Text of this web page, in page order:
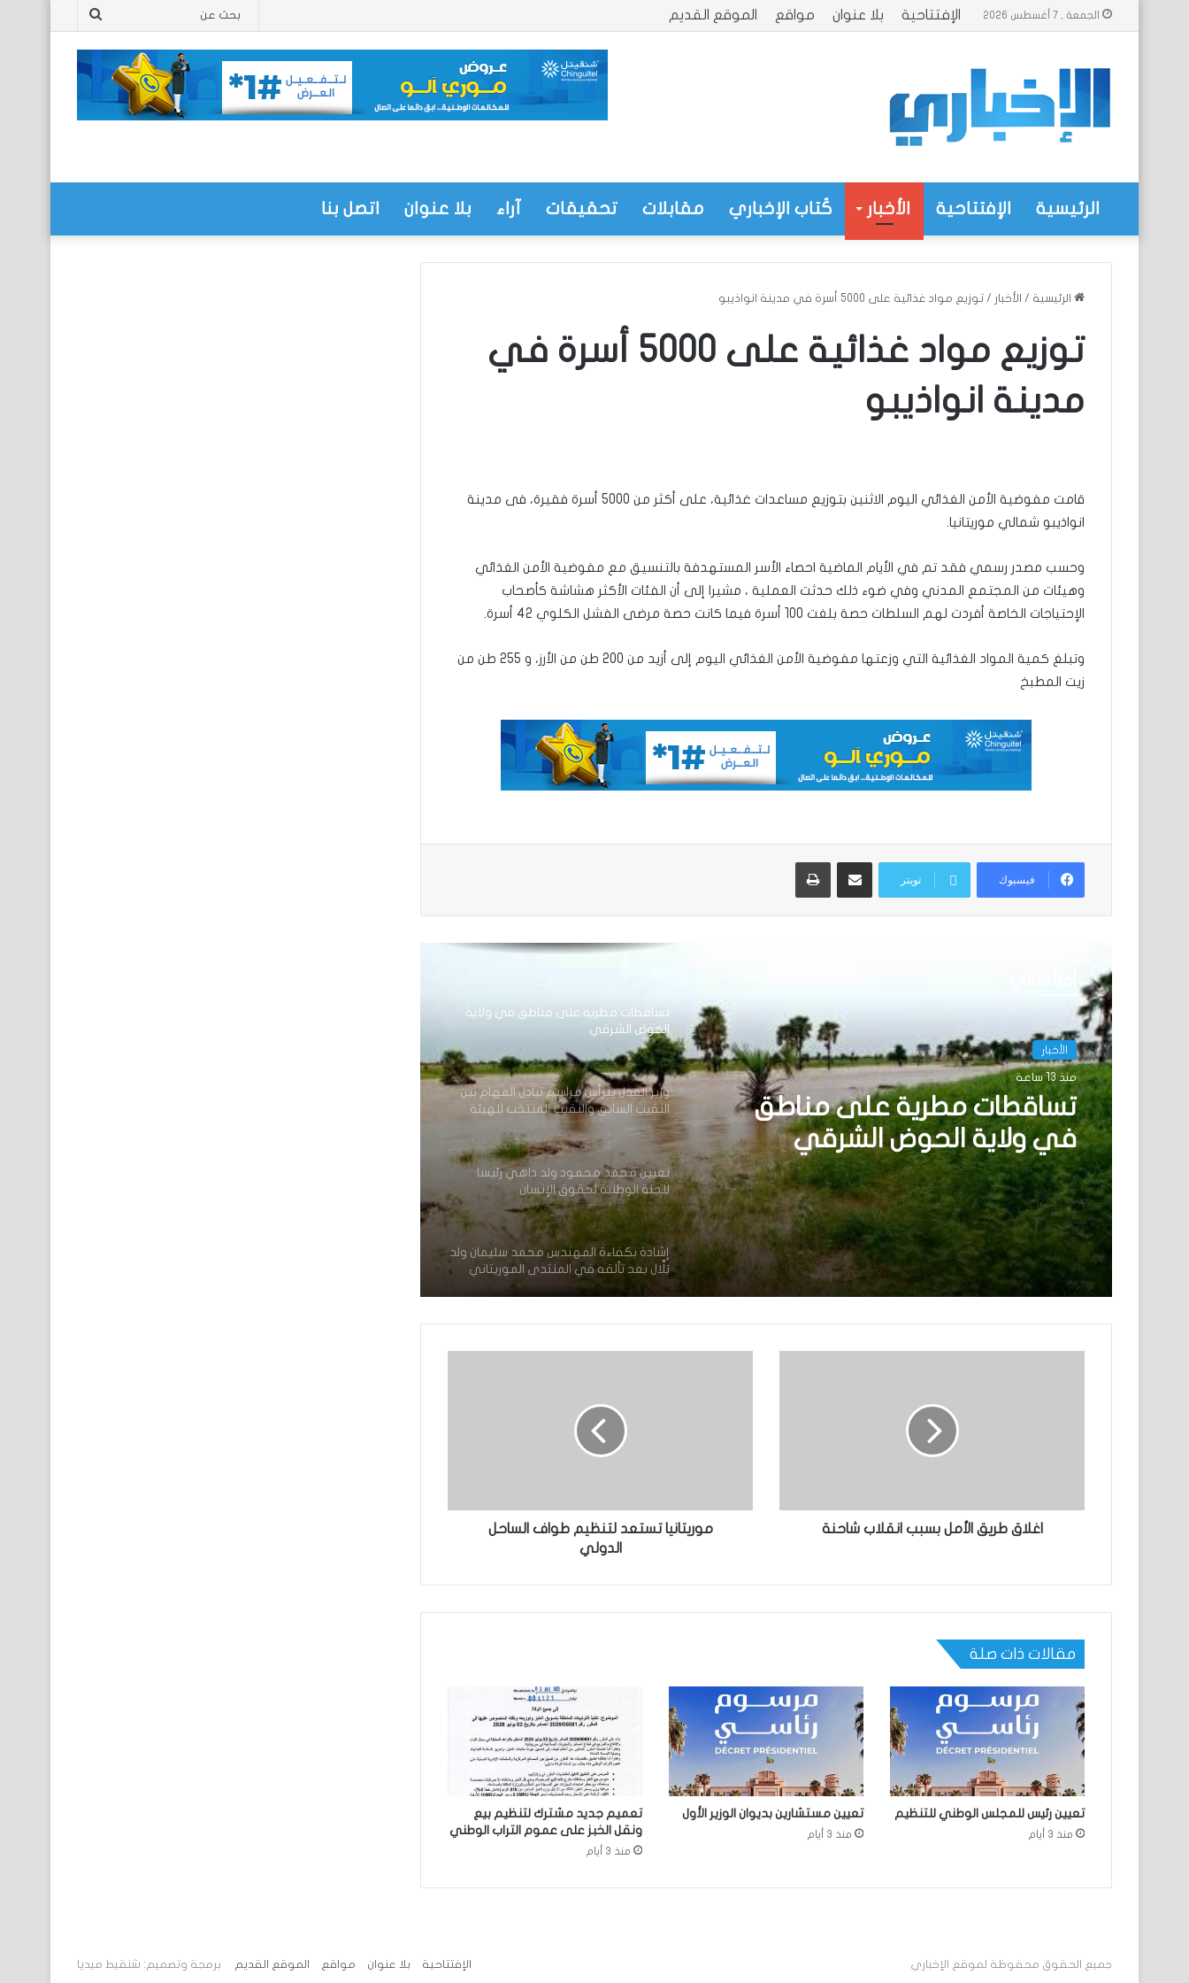
الجمعة , 7 أغسطس 2026 الإفتتاحية بلا عنوان مواقع الموقع القديم بحث
الرئيسية الإفتتاحية الأخبار كُتاب الإخباري مقابلات تحقيقات آراء بلا عنوان اتصل بنا
الرئيسية / الأخبار / توزيع مواد غذائية على 5000 أسرة في مدينة انواذيبو
توزيع مواد غذائية على 5000 أسرة في
مدينة انواذيبو
قامت مفوضية الأمن الغذائي اليوم الاثنين بتوزيع مساعدات غذائية، على أكثر من 5000 أسرة فقيرة، فى مدينة
انواذيبو شمالي موريتانيا.
وحسب مصدر رسمي فقد تم في الأيام الماضية احصاء الأسر المستهدفة بالتنسيق مع مفوضية الأمن الغذائي
وهيئات من المجتمع المدني وفي ضوء ذلك حدثت العملية ، مشيرا إلى أن الفئات الأكثر هشاشة كأصحاب
الإحتياجات الخاصة أفردت لهم السلطات حصة بلغت 100 أسرة فيما كانت حصة مرضى الفشل الكلوي 42 أسرة.
وتبلغ كمية المواد الغذائية التي وزعتها مفوضية الأمن الغذائي اليوم إلى أزيد من 200 طن من الأرز، و 255 طن من
زيت المطبخ
فيسبوك تويتر
مشاركة عبر البريد طباعة
الأخبار
منذ 13 ساعة
تساقطات مطرية على مناطق
في ولاية الحوض الشرقي
توقع عواصف رعدية قوية على جنوب
غرب موريتانيا وشمال السنغال
الإخباري ينشر بيان مجلس الوزراء
تعيين مكلف برئاسة الجمهورية
تساقطات مطرية على أربع
عملية اختطاف
تساقطات مطرية على مناطق في ولاية
الحوض الشرقي
وزير العدل يترأس مراسم تبادل المهام بين
النقيب السابق والنقيب المنتخب للهيئة
الوطنية للمحامين
تعيين محمد محمود ولد داهي رئيسا
للجنة الوطنية لحقوق الإنسان
إشادة بكفاءة المهندس محمد سليمان ولد
بَلَّال بعد تألقه في المنتدى الموريتاني
العُماني
غرب موريتانيا وشمال السنغال
الإخباري ينشر بيان مجلس الوزراء
تساقطات مطرية على أربع
ولايات(مقاييس)
تساقطات مطرية على مناطق في ولاية
الحوض الشرقي
وزير العدل يترأس مراسم تبادل المهام بين
النقيب السابق والنقيب المنتخب للهيئة
اغلاق طريق الأمل بسبب انقلاب شاحنة
موريتانيا تستعد لتنظيم طواف الساحل
الدولي
مقالات ذات صلة
تعيين رئيس للمجلس الوطني للتنظيم
منذ 3 أيام
تعيين مستشارين بديوان الوزير الأول
منذ 3 أيام
تعميم جديد مشترك لتنظيم بيع
ونقل الخبز على عموم التراب الوطني
منذ 3 أيام
جميع الحقوق محفوظة لموقع الإخباري برمجة وتصميم: شنقيط ميديا الإفتتاحية بلا عنوان مواقع الموقع القديم